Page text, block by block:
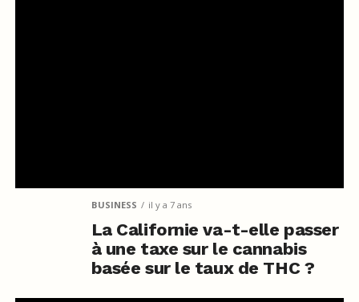
BUSINESS il y a 7 ans
La Californie va-t-elle passer
à une taxe sur le cannabis
basée sur le taux de THC ?